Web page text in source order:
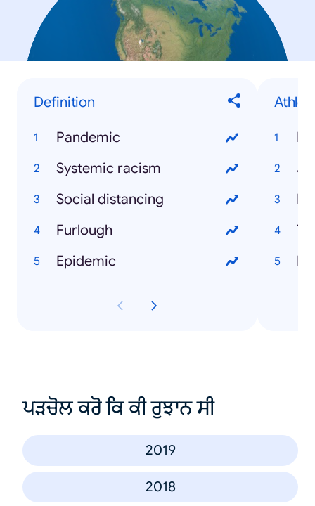
Definition
Pandemic
Systemic racism
Social distancing
Furlough
Epidemic
ਪੜਚੋਲ ਕਰੋ ਕਿ ਕੀ ਰੁਝਾਨ ਸੀ
2019
2018